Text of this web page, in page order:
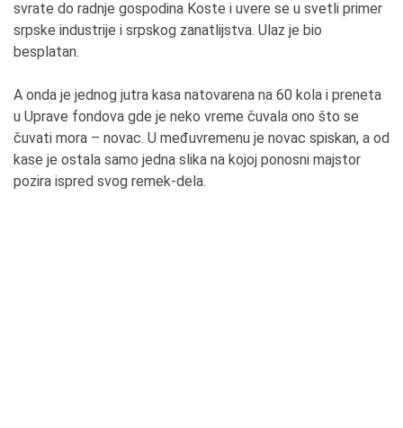
svrate do radnje gospodina Koste i uvere se u svetli primer
srpske industrije i srpskog zanatlijstva. Ulaz je bio
besplatan.
A onda je jednog jutra kasa natovarena na 60 kola i preneta
u Uprave fondova gde je neko vreme čuvala ono što se
čuvati mora – novac. U međuvremenu je novac spiskan, a od
kase je ostala samo jedna slika na kojoj ponosni majstor
pozira ispred svog remek-dela.